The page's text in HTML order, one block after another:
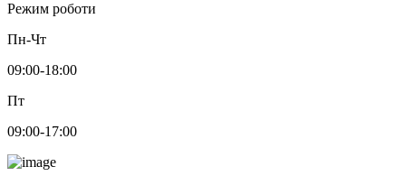
Режим роботи
Пн-Чт
09:00-18:00
Пт
09:00-17:00